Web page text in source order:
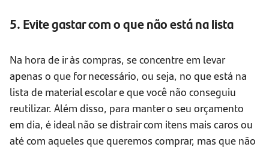
5. Evite gastar com o que não está na lista
Na hora de ir às compras, se concentre em levar
apenas o que for necessário, ou seja, no que está na
lista de material escolar e que você não conseguiu
reutilizar. Além disso, para manter o seu orçamento
em dia, é ideal não se distrair com itens mais caros ou
até com aqueles que queremos comprar, mas que não